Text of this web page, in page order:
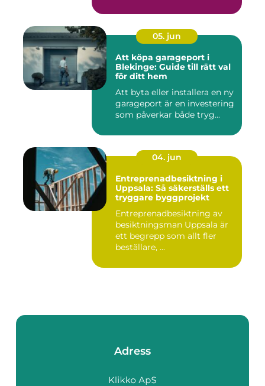
05. jun
Att köpa garageport i
Blekinge: Guide till rätt val
för ditt hem
Att byta eller installera en ny
garageport är en investering
som påverkar både tryg...
04. jun
Entreprenadbesiktning i
Uppsala: Så säkerställs ett
tryggare byggprojekt
Entreprenadbesiktning av
besiktningsman Uppsala är
ett begrepp som allt fler
beställare, ...
Adress